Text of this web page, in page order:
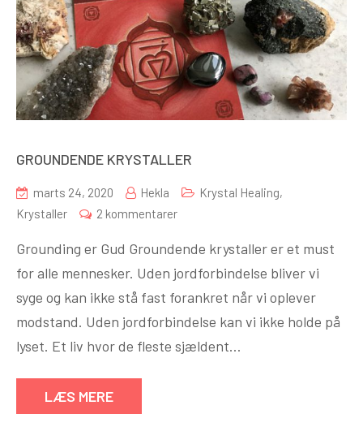
GROUNDENDE KRYSTALLER
marts 24, 2020 Hekla Krystal Healing,
Krystaller
2 kommentarertil
KRYSTALLER
Grounding er Gud Groundende krystaller er et must
for alle mennesker. Uden jordforbindelse bliver vi
syge og kan ikke stå fast forankret når vi oplever
modstand. Uden jordforbindelse kan vi ikke holde på
lyset. Et liv hvor de fleste sjældent…
LÆS MERE